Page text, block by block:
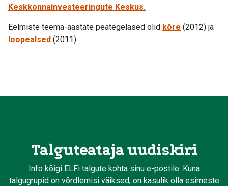
Keskkonnainvesteeringute Keskus.
Eelmiste teema-aastate peategelased olid kõre (2012) ja
loopealsed (2011).
Talguteataja uudiskiri
Info kõigi ELFi talgute kohta sinu e-postile. Kuna
talgugrupid on võrdlemisi väiksed, on kasulik olla esimeste